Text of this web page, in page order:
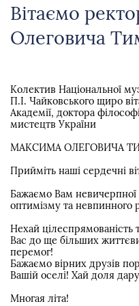
Вітаємо
Олеговича
Колектив Національної
П.І. Чайковського щиро
Академії, доктора
мистецтв України
МАКСИМА ОЛЕГОВИЧА
Прийміть наші сердечні
Бажаємо Вам невичерпної
оптимізму та невпинного
Нехай цілеспрямованість
Вас до ще більших
перемог!
Бажаємо вірних друзів
Вашій оселі! Хай доля
Многая літа!